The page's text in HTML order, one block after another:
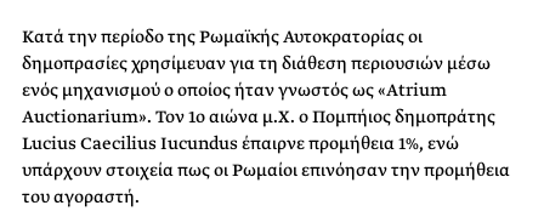
Κατά την περίοδο της Ρωμαϊκής Αυτοκρατορίας οι
δημοπρασίες χρησίμευαν για τη διάθεση περιουσιών μέσω
ενός μηχανισμού ο οποίος ήταν γνωστός ως «Atrium
Auctionarium». Τον 1ο αιώνα μ.Χ. ο Πομπήιος δημοπράτης
Lucius Caecilius Iucundus έπαιρνε προμήθεια 1%, ενώ
υπάρχουν στοιχεία πως οι Ρωμαίοι επινόησαν την προμήθεια
του αγοραστή.